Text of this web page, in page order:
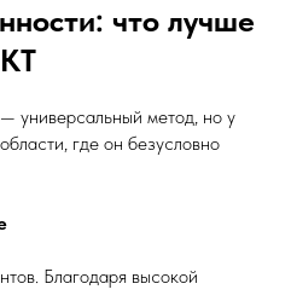
что лучше
универсальный метод, но у
где он безусловно
Благодаря высокой